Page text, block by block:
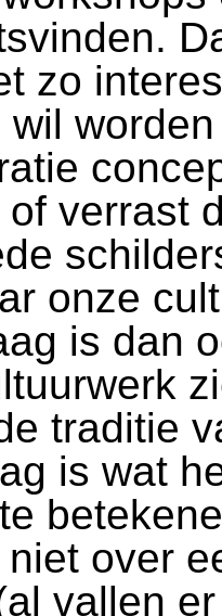
zo
verrast
onze
is dan
traditie
is wat
over
vallen